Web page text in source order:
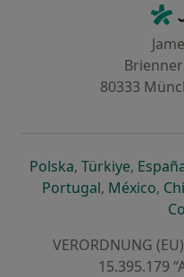
80333
Polskaöffnet in einer
, Türkiyeöffnet
,
Portugalöffnet in
, México,
VERORDNUNG
15.395.179